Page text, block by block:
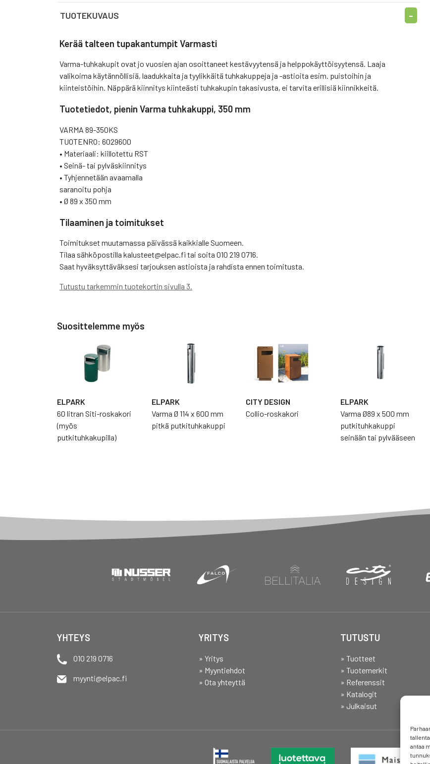
antaa
TUOTEKUVAUS
Kerää talteen tupakantumpit Varmasti
Varma-tuhkakupit ovat jo vuosien ajan osoittaneet kestävyytensä ja helppokäyttöisyytensä. Laaja
valikoima käytännöllisiä, laadukkaita ja tyylikkäitä tuhkakuppeja ja -astioita esim. puistoihin ja
kiinteistöihin. Näppärä kiinnitys kiinteästi tuhkakupin takasivusta, ei tarvita erillisiä kiinnikkeitä.
Tuotetiedot, pienin Varma tuhkakuppi, 350 mm
VARMA 89-350KS
TUOTENRO: 6029600
• Materiaali: kiillotettu RST
• Seinä- tai pylväskiinnitys
• Tyhjennetään avaamalla
saranoitu pohja
• Ø 89 x 350 mm
Tilaaminen ja toimitukset
Toimitukset muutamassa päivässä kaikkialle Suomeen.
Tilaa sähköpostilla kalusteet@elpac.fi tai soita 010 219 0716.
Saat hyväksyttäväksesi tarjouksen astioista ja rahdista ennen toimitusta.
Tutustu tarkemmin tuotekortin sivulla 3.
Suosittelemme myös
ELPARK
60 litran Siti-roskakori
(myös
putkituhkakupilla)
ELPARK
Varma Ø 114 x 600 mm
pitkä putkituhkakuppi
CITY DESIGN
Collio-roskakori
ELPARK
Varma Ø89 x 500 mm
putkituhkakuppi
seinään tai pylvääseen
YHTEYS
010 219 0716
myynti@elpac.fi
YRITYS
» Yritys
» Myyntiehdot
» Ota yhteyttä
TUTUSTU
» Tuotteet
» Tuotemerkit
» Referenssit
» Katalogit
» Julkaisut